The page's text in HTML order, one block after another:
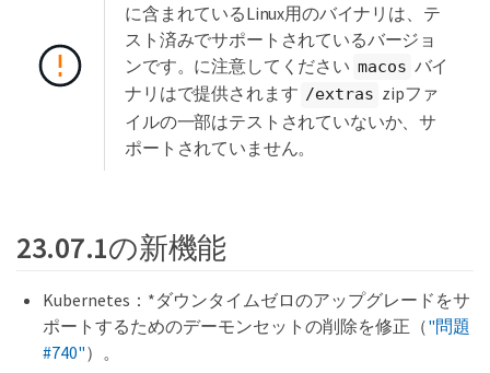
に含まれているLinux用のバイナリは、テ
スト済みでサポートされているバージョ
ンです。に注意してください macos バイ
ナリはで提供されます /extras zipファ
イルの一部はテストされていないか、サ
ポートされていません。
23.07.1の新機能
Kubernetes：*ダウンタイムゼロのアップグレードをサ
ポートするためのデーモンセットの削除を修正（"問題
#740"）。